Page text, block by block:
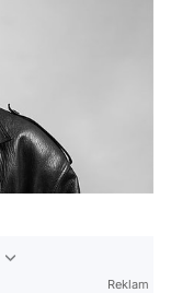
Reklam